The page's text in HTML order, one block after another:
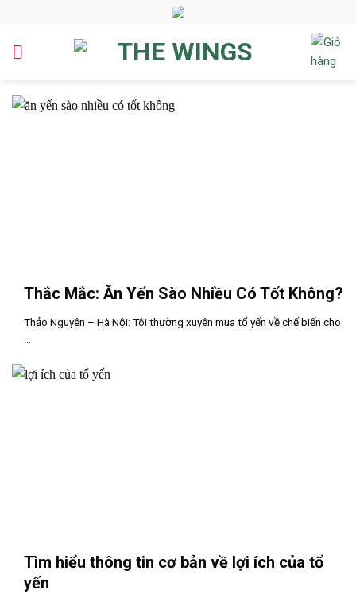
content
Thắc Mắc: Ăn Yến Sào Nhiều Có Tốt Không?
Thảo Nguyên – Hà Nội: Tôi thường xuyên mua tổ yến về chế biến cho
Tìm hiểu thông tin cơ bản về lợi ích của tổ
yến